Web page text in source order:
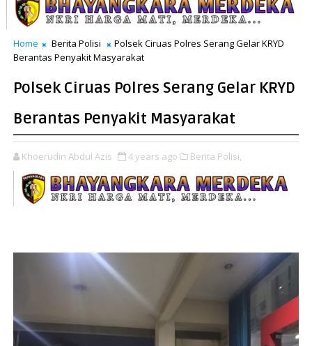
Home Berita Polisi
Polsek Ciruas Polres Serang Gelar KRYD
Berantas Penyakit Masyarakat
Polsek Ciruas Polres Serang Gelar KRYD
Berantas Penyakit Masyarakat
Khoerudin Abdul Azis 4 years ago Berita Polisi,